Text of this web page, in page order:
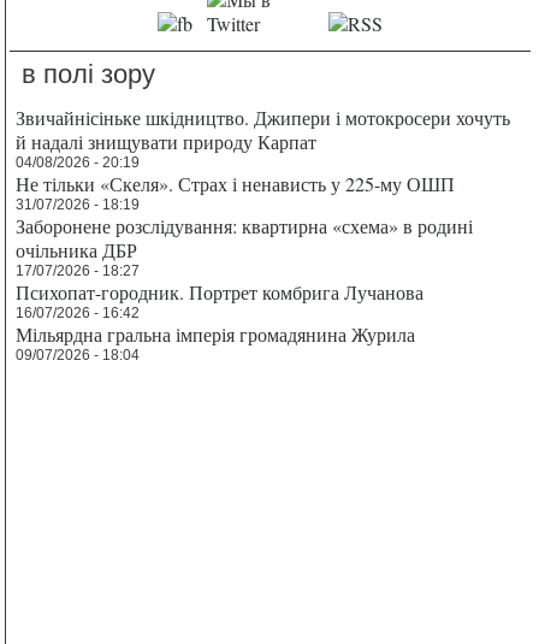
в полі зору
Звичайнісіньке шкідництво. Джипери і мотокросери хочуть
й надалі знищувати природу Карпат
04/08/2026 - 20:19
Не тільки «Скеля». Страх і ненависть у 225-му ОШП
31/07/2026 - 18:19
Заборонене розслідування: квартирна «схема» в родині
очільника ДБР
17/07/2026 - 18:27
Психопат-городник. Портрет комбрига Лучанова
16/07/2026 - 16:42
Мільярдна гральна імперія громадянина Журила
09/07/2026 - 18:04